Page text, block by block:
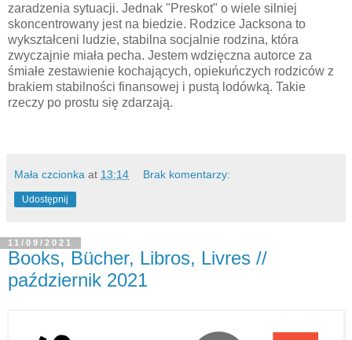
zaradzenia sytuacji. Jednak "Preskot" o wiele silniej
skoncentrowany jest na biedzie. Rodzice Jacksona to
wykształceni ludzie, stabilna socjalnie rodzina, która
zwyczajnie miała pecha. Jestem wdzięczna autorce za
śmiałe zestawienie kochających, opiekuńczych rodziców z
brakiem stabilności finansowej i pustą lodówką. Takie
rzeczy po prostu się zdarzają.
Mała czcionka at 13:14 Brak komentarzy:
Udostępnij
11/09/2021
Books, Bücher, Libros, Livres //
październik 2021